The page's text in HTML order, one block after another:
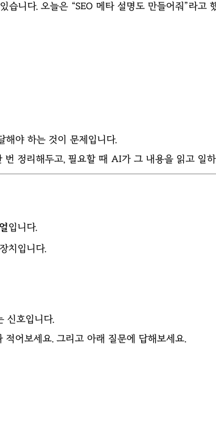
니다. 오늘은 “SEO 메타 설명도 만들어줘”라고
해야 하는 것이 문제입니다.
정리해두고, 필요할 때 AI가 그 내용을 읽고 일
입니다.
치입니다.
신호입니다.
어보세요. 그리고 아래 질문에 답해보세요.